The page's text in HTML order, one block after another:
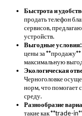
Быстрота и
продать телефон
сервисов,
устройств.
Выгодные условия:
цены за **продажу**
максимальную
Экологическая
Черноголовке
норм, что помогает
среду.
Разнообразие
такие как **trade-